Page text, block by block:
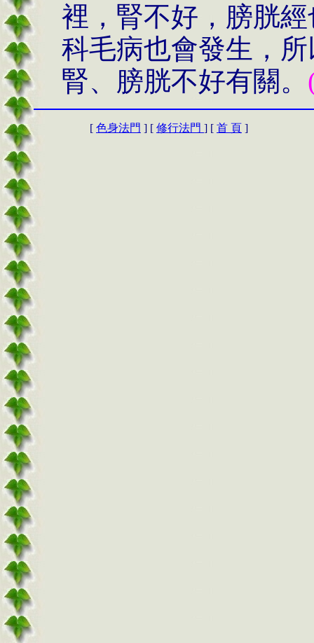
裡，腎不好，膀胱
科毛病也會發生，
腎、膀胱不好有關。
[ 色身法門 ] [ 修行法門 ] [ 首 頁 ]